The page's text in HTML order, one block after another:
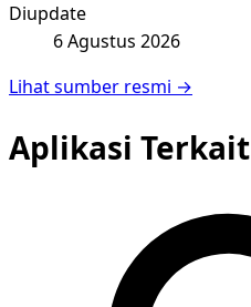
Diupdate
6 Agustus 2026
Lihat sumber resmi →
Aplikasi Terkait